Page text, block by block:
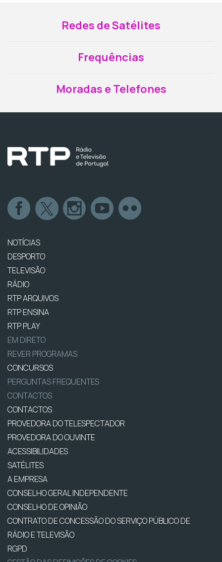
Redes de Satélites
Frequências
Moradas e Telefones
NOTÍCIAS
DESPORTO
TELEVISÃO
RÁDIO
RTP ARQUIVOS
RTP ENSINA
RTP PLAY
EM DIRETO
REVER PROGRAMAS
CONCURSOS
PERGUNTAS FREQUENTES
CONTACTOS
CONTACTOS
PROVEDORA DO TELESPECTADOR
PROVEDORA DO OUVINTE
ACESSIBILIDADES
SATÉLITES
A EMPRESA
CONSELHO GERAL INDEPENDENTE
CONSELHO DE OPINIÃO
CONTRATO DE CONCESSÃO DO SERVIÇO PÚBLICO DE
RÁDIO E TELEVISÃO
RGPD